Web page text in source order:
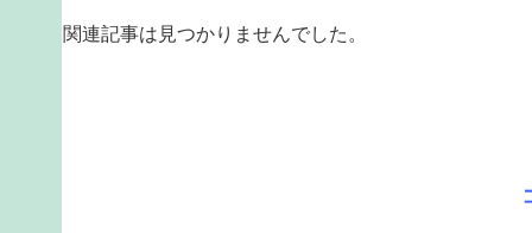
関連記事は見つかりませんでした。